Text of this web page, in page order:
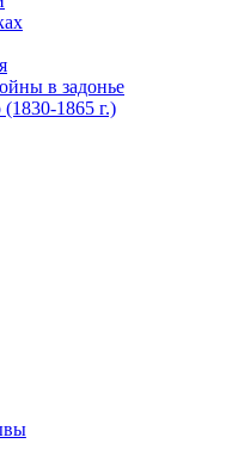
в задонье
(1830-1865 г.)